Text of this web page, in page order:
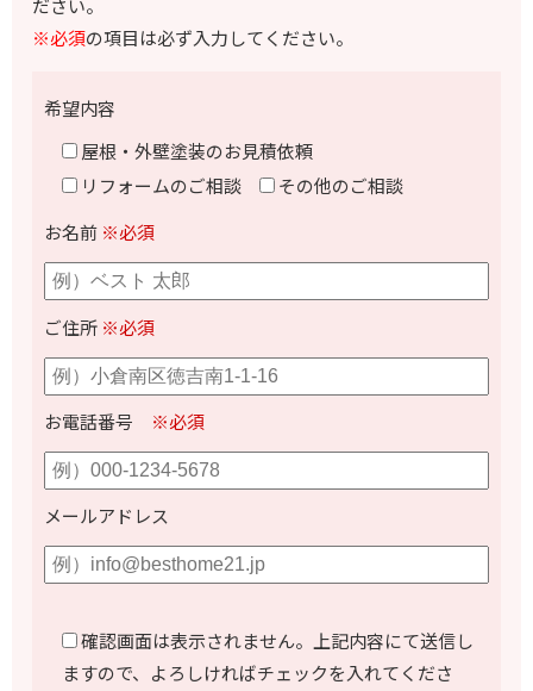
ださい。
※必須の項目は必ず入力してください。
希望内容
屋根・外壁塗装のお見積依頼
リフォームのご相談
その他のご相談
お名前 ※必須
ご住所 ※必須
お電話番号 ※必須
メールアドレス
確認画面は表示されません。上記内容にて送信し
ますので、よろしければチェックを入れてくださ